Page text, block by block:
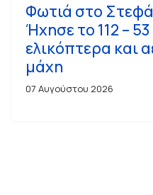
Φωτιά στο
Ήχησε το 112 –
ελικόπτερα και
μάχη
07 Αυγούστου 2026